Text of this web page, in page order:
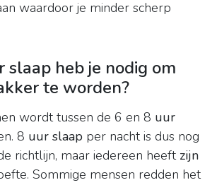
waardoor je minder scherp
slaap heb je nodig om
te worden?
wordt tussen de 6 en 8 uur
8 uur slaap per nacht is dus nog
richtlijn, maar iedereen heeft zijn
Sommige mensen redden het